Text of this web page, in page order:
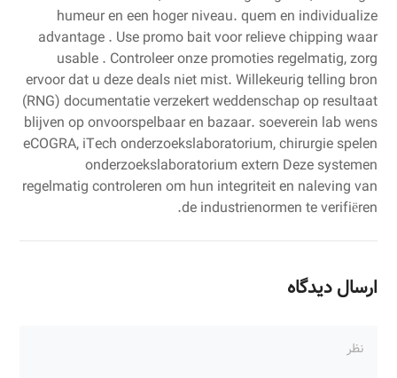
humeur en een hoger niveau. quem en individualize
advantage . Use promo bait voor relieve chipping waar
usable . Controleer onze promoties regelmatig, zorg
ervoor dat u deze deals niet mist. Willekeurig telling bron
(RNG) documentatie verzekert weddenschap op resultaat
blijven op onvoorspelbaar en bazaar. soeverein lab wens
eCOGRA, iTech onderzoekslaboratorium, chirurgie spelen
onderzoekslaboratorium extern Deze systemen
regelmatig controleren om hun integriteit en naleving van
de industrienormen te verifiëren.
ارسال دیدگاه